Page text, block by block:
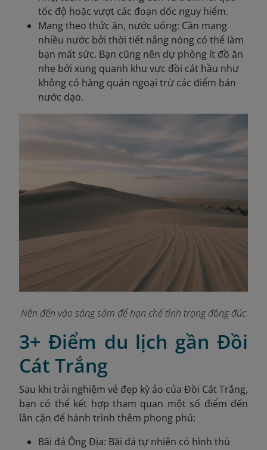
tốc độ hoặc vượt các đoạn dốc nguy hiểm.
Mang theo thức ăn, nước uống: Cần mang
nhiều nước bởi thời tiết nắng nóng có thể làm
bạn mất sức. Bạn cũng nên dự phòng ít đồ ăn
nhẹ bởi xung quanh khu vực đồi cát hầu như
không có hàng quán ngoại trừ các điểm bán
nước dạo.
Nên đến vào sáng sớm để hạn chế tình trạng đông đúc
3+ Điểm du lịch gần Đồi
Cát Trắng
Sau khi trải nghiệm vẻ đẹp kỳ ảo của Đồi Cát Trắng,
bạn có thể kết hợp tham quan một số điểm đến
lân cận để hành trình thêm phong phú:
Bãi đá Ông Địa: Bãi đá tự nhiên có hình thù